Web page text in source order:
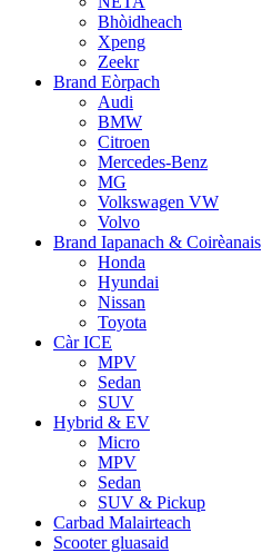
Bhòidheach
Xpeng
Zeekr
Brand Eòrpach
Audi
BMW
Citroen
Mercedes-Benz
MG
Volkswagen VW
Volvo
Brand Iapanach & Coirèanais
Honda
Hyundai
Nissan
Toyota
Càr ICE
MPV
Sedan
SUV
Hybrid & EV
Micro
MPV
Sedan
SUV & Pickup
Carbad Malairteach
Scooter gluasaid